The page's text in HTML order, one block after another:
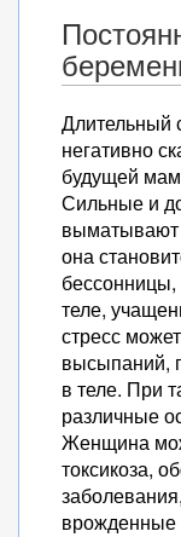
Длительный
негативно
будущей
Сильные и
она
теле,
стресс
высыпаний,
в теле. При
различные
Женщина
токсикоза,
врожденные